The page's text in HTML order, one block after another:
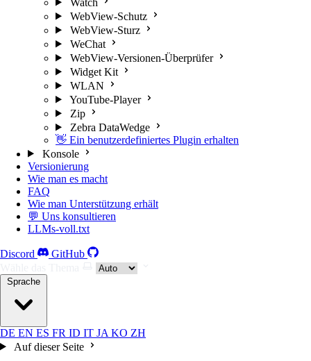
WebView-Schutz
WebView-Sturz
WeChat
WebView-Versionen-Überprüfer
Widget Kit
WLAN
YouTube-Player
Zip
Zebra DataWedge
👋 Ein benutzerdefiniertes Plugin erhalten
Konsole
Versionierung
Wie man es macht
FAQ
Wie man Unterstützung erhält
💬 Uns konsultieren
LLMs-voll.txt
Discord
GitHub
Sprache
DE EN ES FR ID IT JA KO ZH
Auf dieser Seite